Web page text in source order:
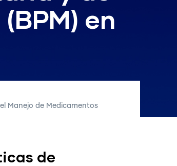
en
Manejo de Medicamentos
de